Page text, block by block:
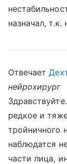
назначал,
Отвечает
нейрохирург
редкое и
тройничного
наблюдатся
части лица,